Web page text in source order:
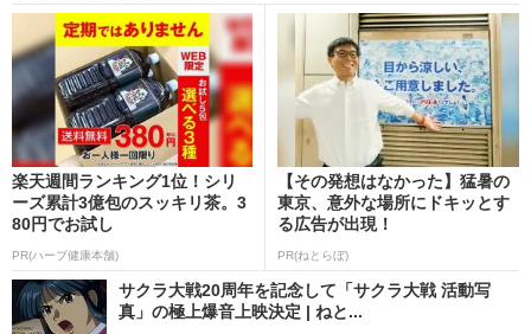
楽天週間ランキング1位！シリ
ーズ累計3億包のスッキリ茶。3
80円でお試し
PR(ハーブ健康本舗)
【その発想はなかった】猛暑の
東京、意外な場所にドキッとす
る広告が出現！
PR(ねとらぼ)
サクラ大戦20周年を記念して「サクラ大戦 活動写
真」の極上爆音上映決定 | ねと...